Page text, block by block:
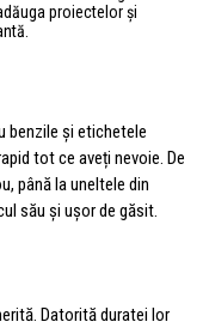
proiectelor și
benzile și etichetele
tot ce aveți nevoie. De
până la uneltele din
său și ușor de găsit.
Datorită duratei lor